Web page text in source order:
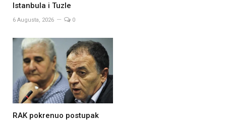
Istanbula i Tuzle
6 Augusta, 2026 0
RAK pokrenuo postupak